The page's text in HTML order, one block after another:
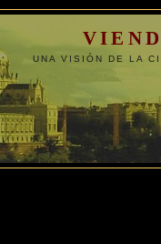
UNA VISIÓN DE LA